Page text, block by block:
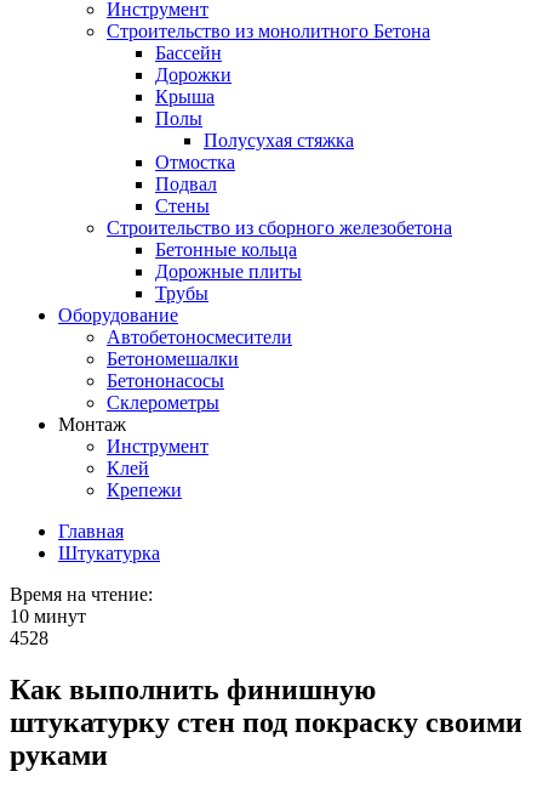
Инструмент
Строительство из монолитного Бетона
Бассейн
Дорожки
Крыша
Полы
Полусухая стяжка
Отмостка
Подвал
Стены
Строительство из сборного железобетона
Бетонные кольца
Дорожные плиты
Трубы
Оборудование
Автобетоносмесители
Бетономешалки
Бетононасосы
Склерометры
Монтаж
Инструмент
Клей
Крепежи
Главная
Штукатурка
Время на чтение:
10 минут
4528
Как выполнить финишную
штукатурку стен под покраску своими
руками